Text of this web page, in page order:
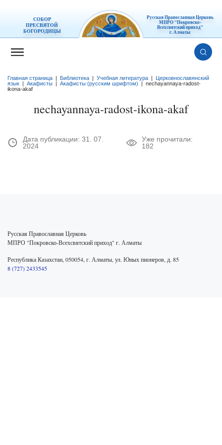
СОБОР
ПРЕСВЯТОЙ
БОГОРОДИЦЫ
Русская Православная Церковь
МПРО "Покровско-
Всехсвятский приход"
г. Алматы
Главная страница Библиотека Учебная литература
Церковнославянский
язык
Акафисты Акафисты (русским шрифтом)
nechayannaya-radost-
ikona-akaf
nechayannaya-radost-ikona-akaf
Дата публикации:31. 07.
2024
Уже прочитали:
182
Русская Православная Церковь
МПРО "Покровско-Всехсвятский приход" г. Алматы
Республика Казахстан, 050054, г. Алматы, ул. Юных пионеров, д. 85
8 (727) 2433545